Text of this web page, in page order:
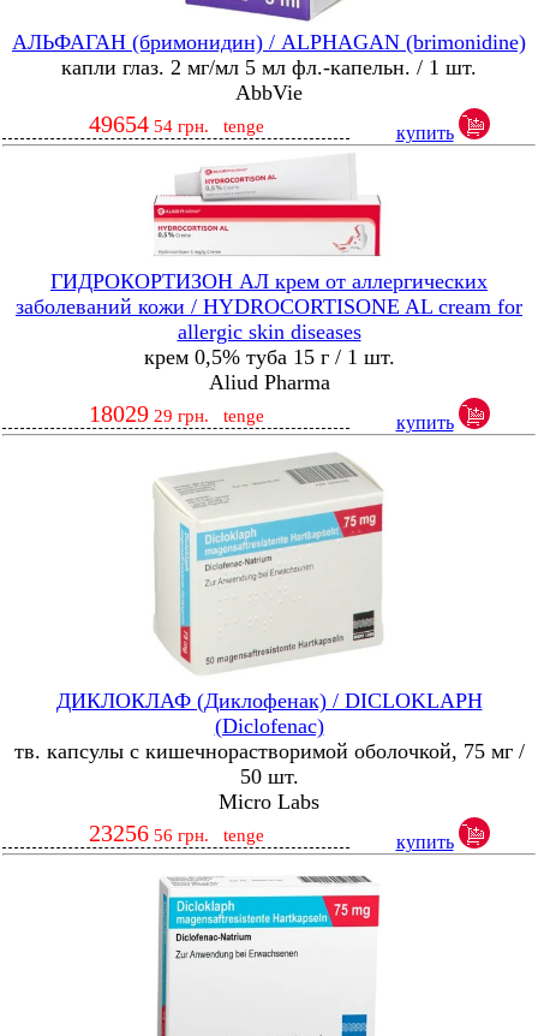
АЛЬФАГАН (бримонидин) / ALPHAGAN (brimonidine)
капли глаз. 2 мг/мл 5 мл фл.-капельн. / 1 шт.
AbbVie
4965454 грн. tenge купить
ГИДРОКОРТИЗОН АЛ крем от аллергических
заболеваний кожи / HYDROCORTISONE AL cream for
allergic skin diseases
крем 0,5% туба 15 г / 1 шт.
Aliud Pharma
1802929 грн. tenge купить
ДИКЛОКЛАФ (Диклофенак) / DICLOKLAPH
(Diclofenac)
тв. капсулы с кишечнорастворимой оболочкой, 75 мг /
50 шт.
Micro Labs
2325656 грн. tenge купить